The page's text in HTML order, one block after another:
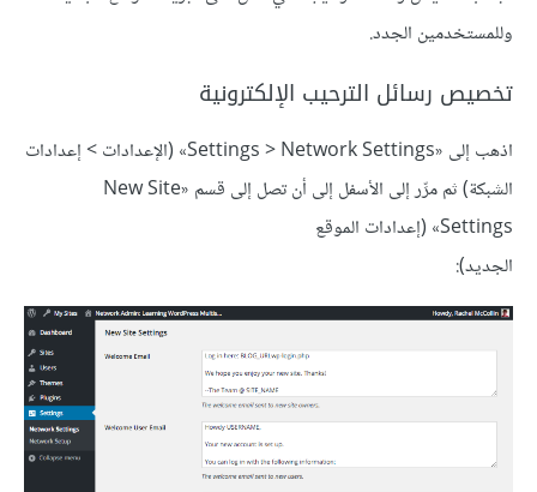
وللمستخدمين الجدد.
تخصيص رسائل الترحيب الإلكترونية
اذهب إلى «Settings > Network Settings» (الإعدادات > إعدادات
الشبكة) ثم مرِّر إلى الأسفل إلى أن تصل إلى قسم «New Site
Settings» (إعدادات الموقع
الجديد):